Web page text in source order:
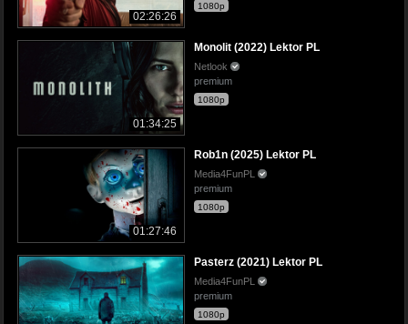
02:26:26
1080p
01:34:25
Monolit (2022) Lektor PL
Netlook
premium
1080p
01:27:46
Rob1n (2025) Lektor PL
Media4FunPL
premium
1080p
Pasterz (2021) Lektor PL
Media4FunPL
premium
1080p